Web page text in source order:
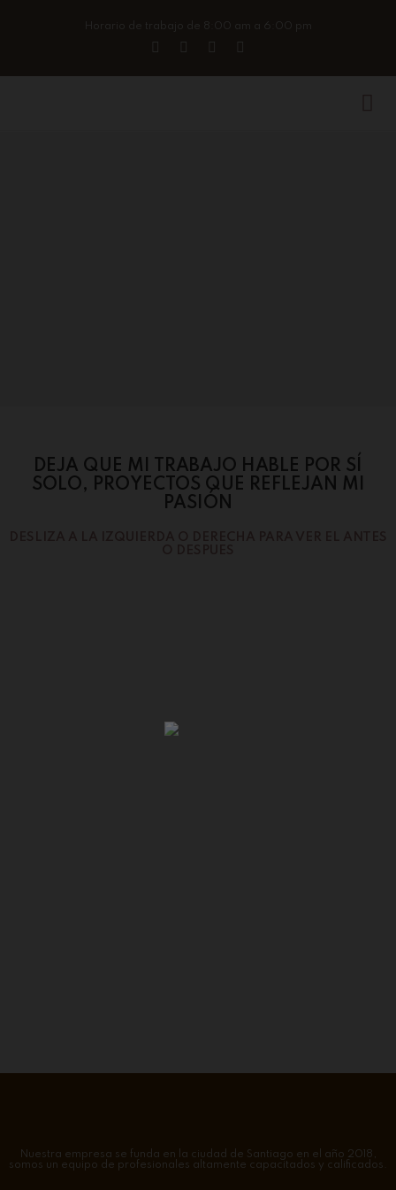
Horario de trabajo de 8:00 am a 6:00 pm
DEJA QUE MI TRABAJO HABLE POR SÍ
SOLO, PROYECTOS QUE REFLEJAN MI
PASIÓN
Nuestra empresa se funda en la ciudad de Santiago en el año 2018,
somos un equipo de profesionales altamente capacitados y calificados.